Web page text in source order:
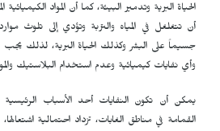
الحياة البرية وتدمير البيئة، كما أن المواد
أن تتغلغل في المياه والتربة وتؤدي إلى تلوث
جسيماً على البشر وكذلك الحياة البرية، لذلك
وأي نفايات كيميائية وعدم استخدام البلاستيك
يمكن أن تكون النفايات أحد الأسباب الرئيسية
القمامة في مناطق الغابات، تزداد احتمالية